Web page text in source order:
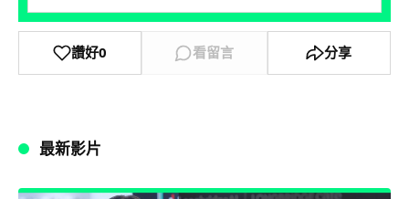
讚好0 看留言 分享
最新影片